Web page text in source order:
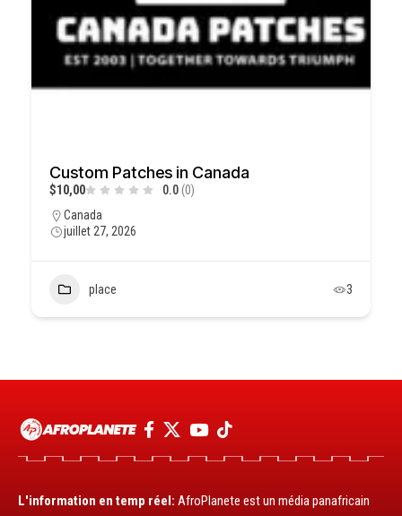
Custom Patches in Canada
$10,00 0.0 (0)
Canada
juillet 27, 2026
place 3
L'information en temp réel: AfroPlanete est un média panafricain